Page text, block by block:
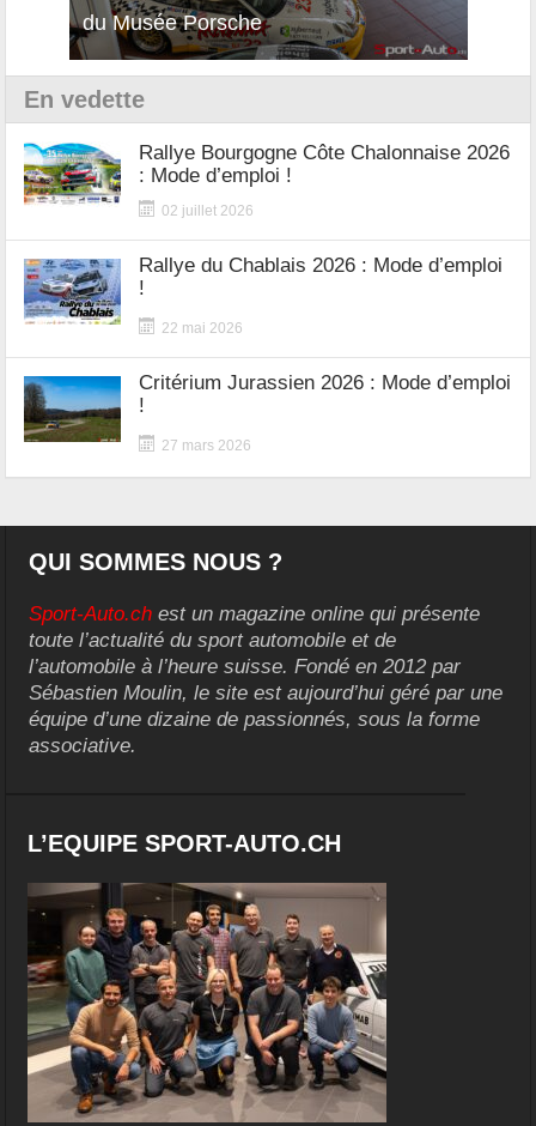
du Musée Porsche
12Cilindri Manuale
En vedette
Rallye Bourgogne Côte Chalonnaise 2026
: Mode d’emploi !
02 juillet 2026
Rallye du Chablais 2026 : Mode d’emploi
!
22 mai 2026
Critérium Jurassien 2026 : Mode d’emploi
!
27 mars 2026
QUI SOMMES NOUS ?
Sport-Auto.ch est un magazine online qui présente
toute l’actualité du sport automobile et de
l’automobile à l’heure suisse. Fondé en 2012 par
Sébastien Moulin, le site est aujourd’hui géré par une
équipe d’une dizaine de passionnés, sous la forme
associative.
L’EQUIPE SPORT-AUTO.CH